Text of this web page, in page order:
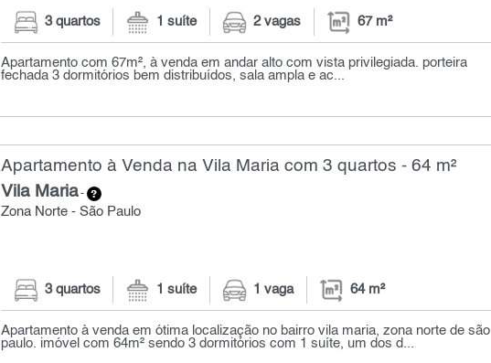
3 quartos 1 suíte 2 vagas 67 m²
Apartamento com 67m², à venda em andar alto com vista privilegiada. porteira
fechada 3 dormitórios bem distribuídos, sala ampla e ac...
Apartamento à Venda na Vila Maria com 3 quartos - 64 m²
Vila Maria-
Zona Norte - São Paulo
3 quartos 1 suíte 1 vaga 64 m²
Apartamento à venda em ótima localização no bairro vila maria, zona norte de são
paulo. imóvel com 64m² sendo 3 dormitórios com 1 suíte, um dos d...